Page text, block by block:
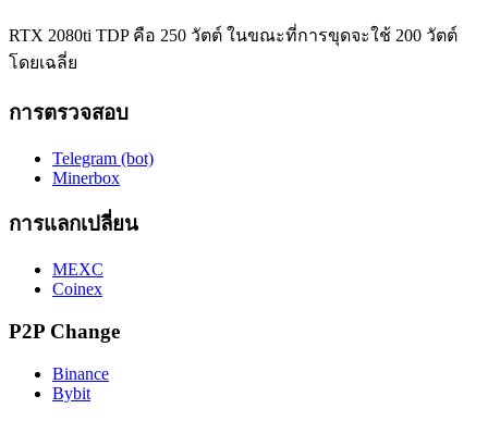
RTX 2080ti TDP คือ 250 วัตต์ ในขณะที่การขุดจะใช้ 200 วัตต์
โดยเฉลี่ย
การตรวจสอบ
Telegram (bot)
Minerbox
การแลกเปลี่ยน
MEXC
Coinex
P2P Change
Binance
Bybit